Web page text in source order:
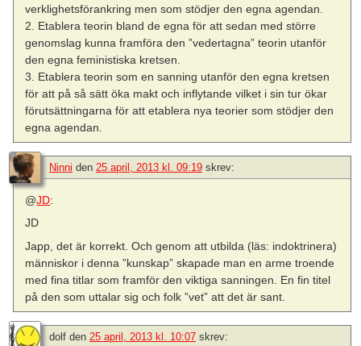
verklighetsförankring men som stödjer den egna agendan.
2. Etablera teorin bland de egna för att sedan med större
genomslag kunna framföra den ”vedertagna” teorin utanför
den egna feministiska kretsen.
3. Etablera teorin som en sanning utanför den egna kretsen
för att på så sätt öka makt och inflytande vilket i sin tur ökar
förutsättningarna för att etablera nya teorier som stödjer den
egna agendan.
Ninni den 25 april, 2013 kl. 09:19 skrev:
@JD:
JD
Japp, det är korrekt. Och genom att utbilda (läs: indoktrinera)
människor i denna ”kunskap” skapade man en arme troende
med fina titlar som framför den viktiga sanningen. En fin titel
på den som uttalar sig och folk ”vet” att det är sant.
dolf den 25 april, 2013 kl. 10:07 skrev: